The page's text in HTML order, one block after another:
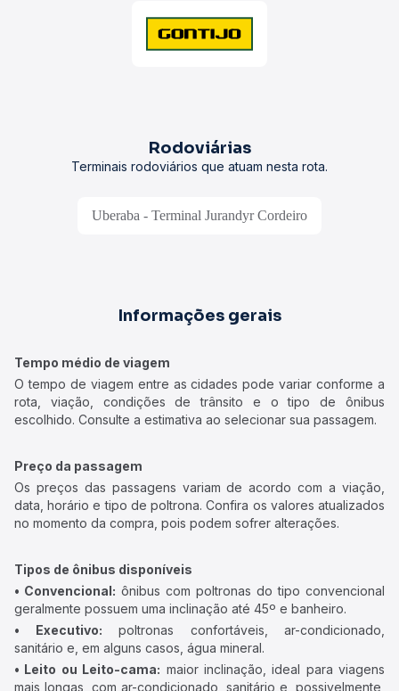
Rodoviárias
Terminais rodoviários que atuam nesta rota.
Uberaba - Terminal Jurandyr Cordeiro
Informações gerais
Tempo médio de viagem
O tempo de viagem entre as cidades pode variar conforme a
rota, viação, condições de trânsito e o tipo de ônibus
escolhido. Consulte a estimativa ao selecionar sua passagem.
Preço da passagem
Os preços das passagens variam de acordo com a viação,
data, horário e tipo de poltrona. Confira os valores atualizados
no momento da compra, pois podem sofrer alterações.
Tipos de ônibus disponíveis
• Convencional: ônibus com poltronas do tipo convencional
geralmente possuem uma inclinação até 45º e banheiro.
• Executivo: poltronas confortáveis, ar-condicionado,
sanitário e, em alguns casos, água mineral.
• Leito ou Leito-cama: maior inclinação, ideal para viagens
mais longas, com ar-condicionado, sanitário e, possivelmente,